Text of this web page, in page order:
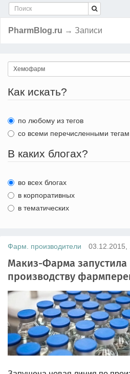
PharmBlog.ru → Записи
Как искать?
по любому из тегов
со всеми перечисленными тегам
В каких блогах?
во всех блогах
в корпоративных
в тематических
Фарм. производители 03.12.2015,
Макиз-Фарма
производству